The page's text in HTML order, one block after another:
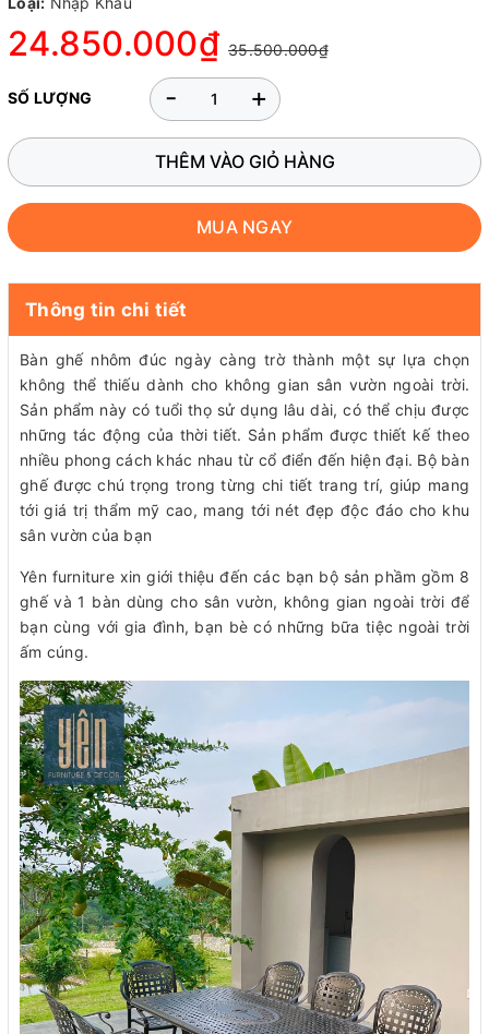
24.850.000₫ 35.500.000₫
SỐ LƯỢNG +
-
THÊM VÀO GIỎ HÀNG
MUA NGAY
Thông tin chi tiết
Bàn ghế nhôm đúc ngày càng trờ thành một sự lựa chọn
không thể thiếu dành cho không gian sân vườn ngoài trời.
Sản phẩm này có tuổi thọ sử dụng lâu dài, có thể chịu được
những tác động của thời tiết. Sản phẩm được thiết kế theo
nhiều phong cách khác nhau từ cổ điển đến hiện đại. Bộ bàn
ghế được chú trọng trong từng chi tiết trang trí, giúp mang
tới giá trị thẩm mỹ cao, mang tới nét đẹp độc đáo cho khu
sân vườn của bạn
Yên furniture xin giới thiệu đến các bạn bộ sản phầm gồm 8
ghế và 1 bàn dùng cho sân vườn, không gian ngoài trời để
bạn cùng với gia đình, bạn bè có những bữa tiệc ngoài trời
ấm cúng.